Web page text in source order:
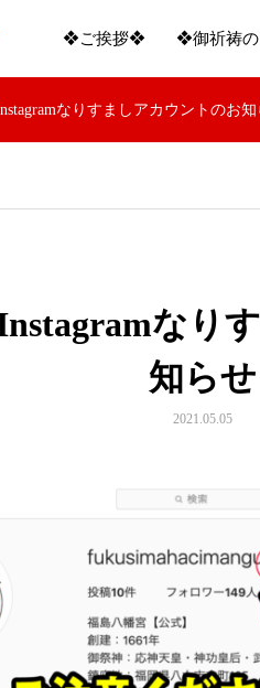
❖ご挨拶❖ ❖御祈祷
なりすましアカウントのお
Instagramなり
知らせ
2021.05.05